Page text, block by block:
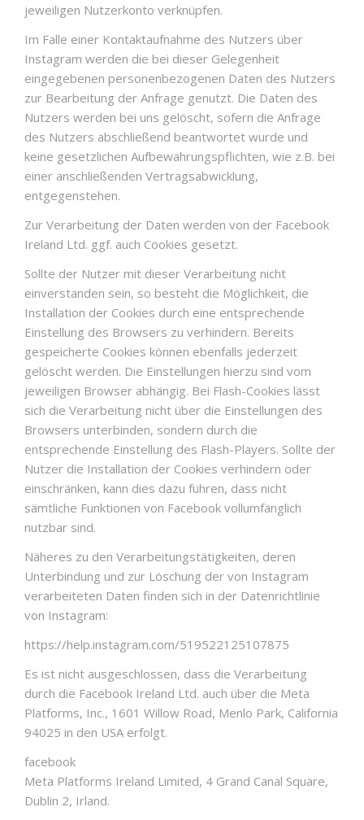
jeweiligen Nutzerkonto verknüpfen.
Im Falle einer Kontaktaufnahme des Nutzers über
Instagram werden die bei dieser Gelegenheit
eingegebenen personenbezogenen Daten des Nutzers
zur Bearbeitung der Anfrage genutzt. Die Daten des
Nutzers werden bei uns gelöscht, sofern die Anfrage
des Nutzers abschließend beantwortet wurde und
keine gesetzlichen Aufbewahrungspflichten, wie z.B. bei
einer anschließenden Vertragsabwicklung,
entgegenstehen.
Zur Verarbeitung der Daten werden von der Facebook
Ireland Ltd. ggf. auch Cookies gesetzt.
Sollte der Nutzer mit dieser Verarbeitung nicht
einverstanden sein, so besteht die Möglichkeit, die
Installation der Cookies durch eine entsprechende
Einstellung des Browsers zu verhindern. Bereits
gespeicherte Cookies können ebenfalls jederzeit
gelöscht werden. Die Einstellungen hierzu sind vom
jeweiligen Browser abhängig. Bei Flash-Cookies lässt
sich die Verarbeitung nicht über die Einstellungen des
Browsers unterbinden, sondern durch die
entsprechende Einstellung des Flash-Players. Sollte der
Nutzer die Installation der Cookies verhindern oder
einschränken, kann dies dazu führen, dass nicht
sämtliche Funktionen von Facebook vollumfänglich
nutzbar sind.
Näheres zu den Verarbeitungstätigkeiten, deren
Unterbindung und zur Löschung der von Instagram
verarbeiteten Daten finden sich in der Datenrichtlinie
von Instagram:
https://help.instagram.com/519522125107875
Es ist nicht ausgeschlossen, dass die Verarbeitung
durch die Facebook Ireland Ltd. auch über die Meta
Platforms, Inc., 1601 Willow Road, Menlo Park, California
94025 in den USA erfolgt.
facebook
Meta Platforms Ireland Limited, 4 Grand Canal Square,
Dublin 2, Irland.